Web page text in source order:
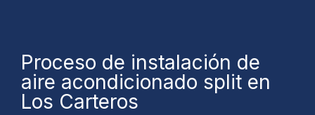
Proceso de instalación de
aire acondicionado split en
Los Carteros